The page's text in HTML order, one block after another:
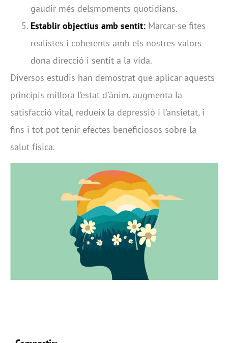
gaudir més delsmoments quotidians.
Establir objectius amb sentit: Marcar-se fites
realistes i coherents amb els nostres valors
dona direcció i sentit a la vida.
Diversos estudis han demostrat que aplicar aquests
principis millora l’estat d’ànim, augmenta la
satisfacció vital, redueix la depressió i l’ansietat, i
fins i tot pot tenir efectes beneficiosos sobre la
salut física.